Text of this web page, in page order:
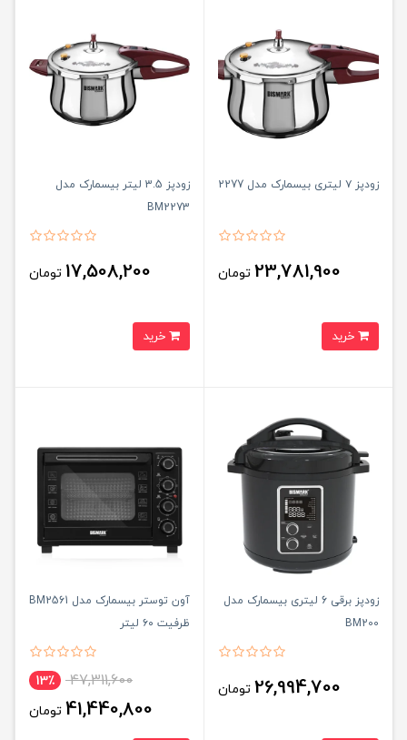
زودپز ۷ لیتری بیسمارک مدل 2277
23,781,900 تومان
زودپز 3.5 لیتر بیسمارک مدل
BM2273
17,508,200 تومان
زودپز برقی 6 لیتری بیسمارک مدل
BM200
26,994,700 تومان
آون توستر بیسمارک مدل BM2561
ظرفیت ۶۰ لیتر
47,311,600 13٪
41,440,800 تومان